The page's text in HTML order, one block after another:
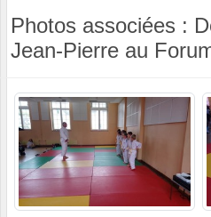
Photos associées :
Jean-Pierre au